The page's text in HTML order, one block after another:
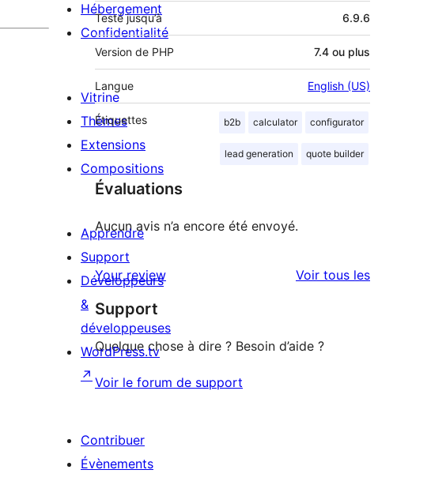
Testé jusqu’à 6.9.6
Version de PHP 7.4 ou plus
Langue English (US)
Étiquettes b2b calculator configurator
lead generation quote builder
Évaluations
Aucun avis n’a encore été envoyé.
Your review Voir tous lesavis
Support
Quelque chose à dire ? Besoin d’aide ?
Voir le forum de support
Hébergement
Confidentialité
Vitrine
Thèmes
Extensions
Compositions
Apprendre
Support
Développeurs
&
développeuses
WordPress.tv
↗
Contribuer
Évènements